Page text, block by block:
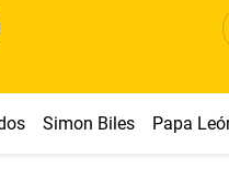
Simon Biles Papa